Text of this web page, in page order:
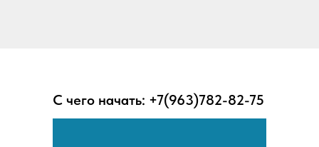
С чего начать: +7(963)782-82-75